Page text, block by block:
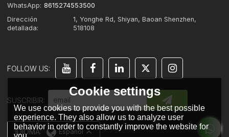
WhatsApp: 8615274553500
Dirección
detallada:
1, Yonghe Rd, Shiyan, Baoan Shenzhen,
518108
FOLLOW US:
SUSCRIBIR:
IDIOMA: Español
Cookie settings
We use cookies to provide you with the best possible
experience. They also allow us to analyze user
behavior in order to constantly improve the website for